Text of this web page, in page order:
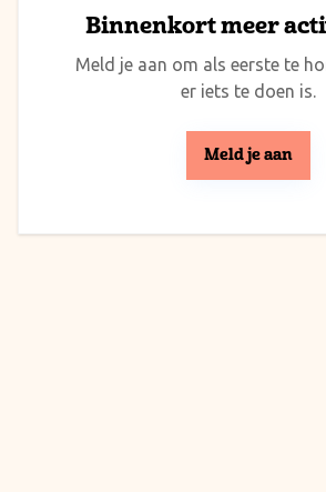
Binnenkort meer
Meld je aan om als eerste te
er iets te doen is.
Meld je aan